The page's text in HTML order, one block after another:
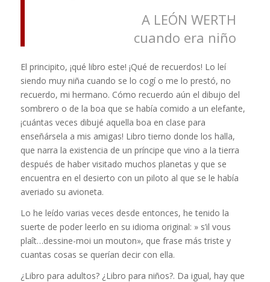
A LEÓN WERTH
cuando era niño
El principito, ¡qué libro este! ¡Qué de recuerdos! Lo leí
siendo muy niña cuando se lo cogí o me lo prestó, no
recuerdo, mi hermano. Cómo recuerdo aún el dibujo del
sombrero o de la boa que se había comido a un elefante,
¡cuántas veces dibujé aquella boa en clase para
enseñársela a mis amigas! Libro tierno donde los halla,
que narra la existencia de un príncipe que vino a la tierra
después de haber visitado muchos planetas y que se
encuentra en el desierto con un piloto al que se le había
averiado su avioneta.
Lo he leído varias veces desde entonces, he tenido la
suerte de poder leerlo en su idioma original: » s’il vous
plaît…dessine-moi un mouton», que frase más triste y
cuantas cosas se querían decir con ella.
¿Libro para adultos? ¿Libro para niños?. Da igual, hay que